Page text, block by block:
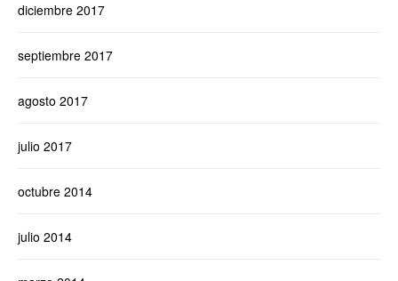
diciembre 2017
septiembre 2017
agosto 2017
julio 2017
octubre 2014
julio 2014